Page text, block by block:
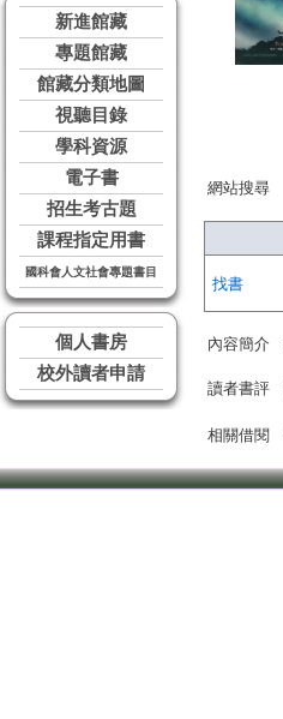
新進館藏
專題館藏
館藏分類地圖
視聽目錄
學科資源
電子書
招生考古題
課程指定用書
國科會人文社會專題書目
個人書房
校外讀者申請
網站搜尋
找書
內容簡介
讀者書評
相關借閱